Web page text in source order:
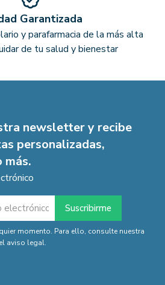
Garantizada
y parafarmacia de la más alta
de tu salud y bienestar
newsletter y recibe
personalizadas,
más.
momento. Para ello, consulte nuestra
aviso legal.